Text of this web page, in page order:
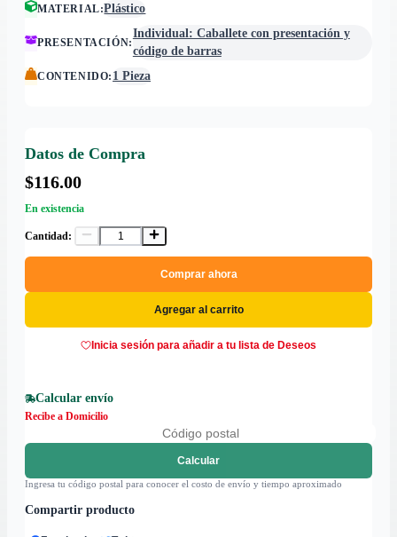
MATERIAL:Plástico
PRESENTACIÓN:
Individual: Caballete con presentación y
código de barras
CONTENIDO: 1 Pieza
Datos de Compra
$116.00
En existencia
Cantidad:
Comprar ahora
Agregar al carrito
Inicia sesión para añadir a tu lista de Deseos
Calcular envío
Recibe a Domicilio
Calcular
Ingresa tu código postal para conocer el costo de envío y tiempo aproximado
Compartir producto